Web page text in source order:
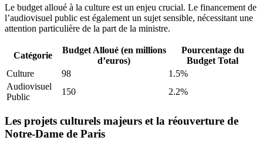
Le budget alloué à la culture est un enjeu crucial. Le financement de
l’audiovisuel public est également un sujet sensible, nécessitant une
attention particulière de la part de la ministre.
Catégorie
Budget Alloué (en millions
d’euros)
Pourcentage du
Budget Total
Culture
98
1.5%
Audiovisuel
Public
150 2.2%
Les projets culturels majeurs et la réouverture de
Notre-Dame de Paris